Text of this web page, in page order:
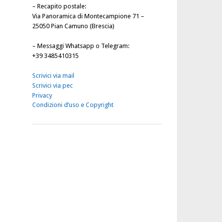
– Recapito postale:
Via Panoramica di Montecampione 71 –
25050 Pian Camuno (Brescia)
– Messaggi Whatsapp o Telegram:
+39 3485410315
Scrivici via mail
Scrivici via pec
Privacy
Condizioni d’uso e Copyright